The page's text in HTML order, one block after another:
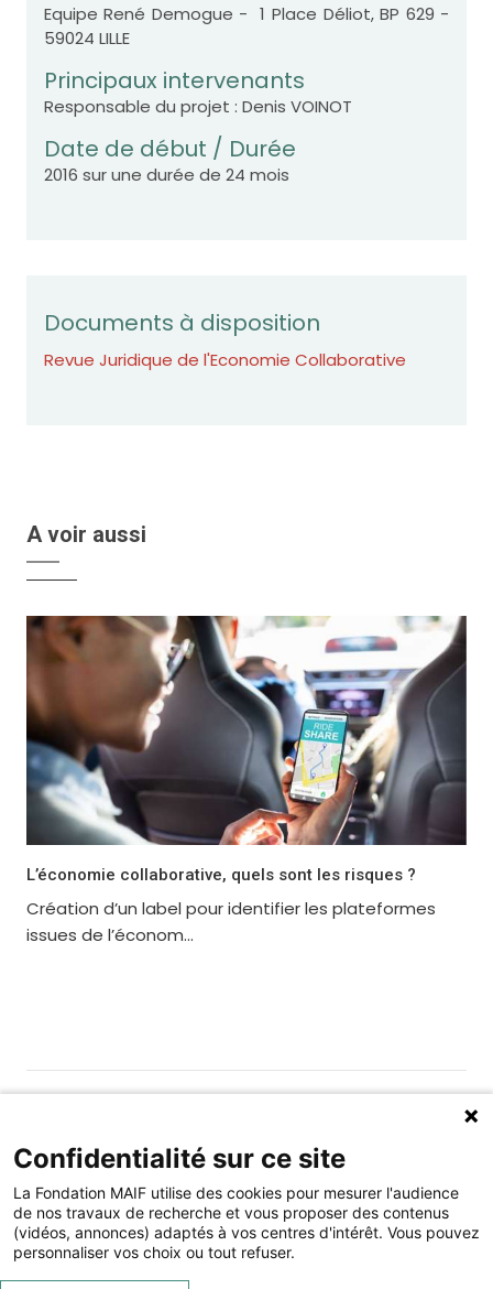
Equipe René Demogue - 1 Place Déliot, BP 629 -
59024 LILLE
Principaux intervenants
Responsable du projet : Denis VOINOT
Date de début / Durée
2016 sur une durée de 24 mois
Documents à disposition
Revue Juridique de l'Economie Collaborative
A voir aussi
L’économie collaborative, quels sont les risques ?
Création d’un label pour identifier les plateformes
issues de l’économ...
Fondation MAIF
275 rue du Stade, 79180 CHAURAY
Téléphone : 05.49.73.87.04
Contact Mentions légales
Confidentialité sur ce site
La Fondation MAIF utilise des cookies pour mesurer l'audience
de nos travaux de recherche et vous proposer des contenus
(vidéos, annonces) adaptés à vos centres d'intérêt. Vous pouvez
personnaliser vos choix ou tout refuser.